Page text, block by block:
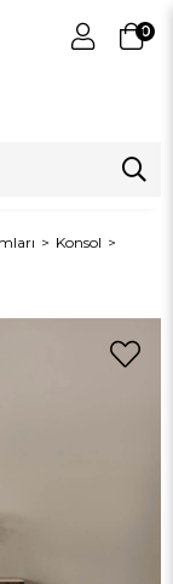
0
Konsol